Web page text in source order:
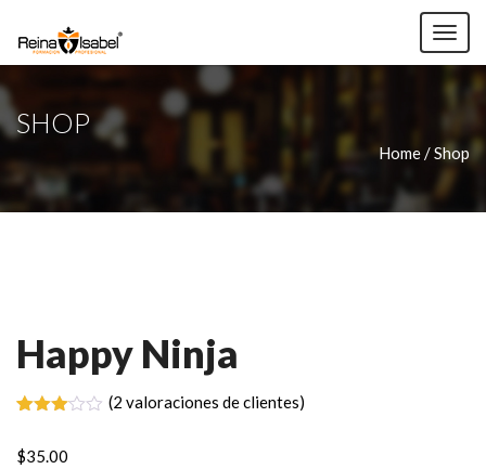
SHOP
Home / Shop
Happy Ninja
3.00
(2 valoraciones de clientes)
$35.00